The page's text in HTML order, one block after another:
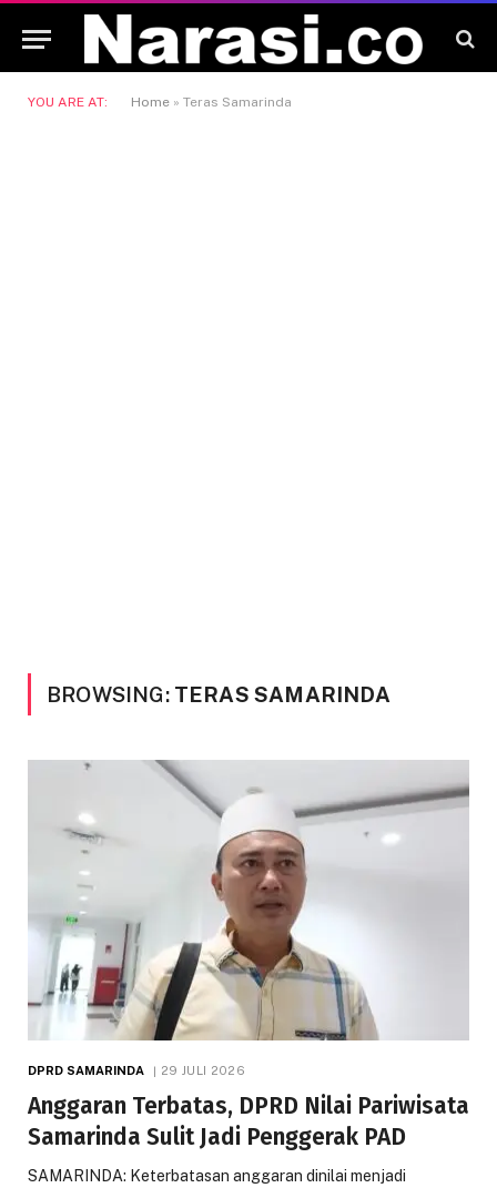
YOU ARE AT: Home » Teras Samarinda
BROWSING: TERAS SAMARINDA
DPRD SAMARINDA 29 JULI 2026
Anggaran Terbatas, DPRD Nilai Pariwisata
Samarinda Sulit Jadi Penggerak PAD
SAMARINDA: Keterbatasan anggaran dinilai menjadi